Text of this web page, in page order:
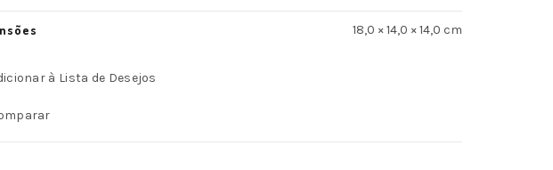
18,0 × 14,0 × 14,0 cm
à Lista de Desejos